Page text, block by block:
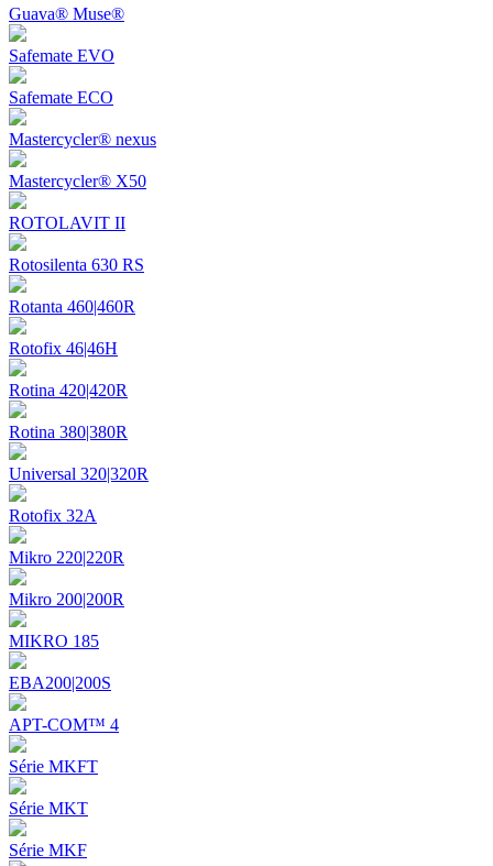
Guava® Muse®
Safemate EVO
Safemate ECO
Mastercycler® nexus
Mastercycler® X50
ROTOLAVIT II
Rotosilenta 630 RS
Rotanta 460|460R
Rotofix 46|46H
Rotina 420|420R
Rotina 380|380R
Universal 320|320R
Rotofix 32A
Mikro 220|220R
Mikro 200|200R
MIKRO 185
EBA200|200S
APT-COM™ 4
Série MKFT
Série MKT
Série MKF